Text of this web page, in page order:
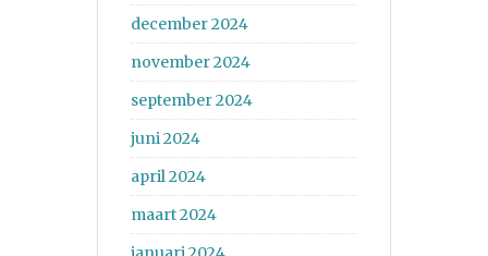
december 2024
november 2024
september 2024
juni 2024
april 2024
maart 2024